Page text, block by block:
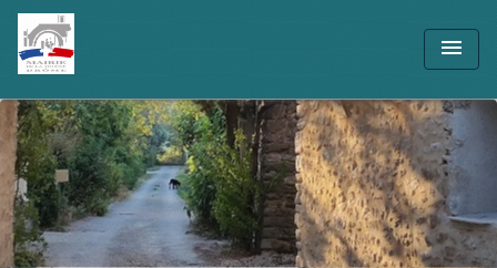
menu